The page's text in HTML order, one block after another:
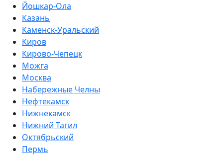
Йошкар-Ола
Казань
Каменск-Уральский
Киров
Кирово-Чепецк
Можга
Москва
Набережные Челны
Нефтекамск
Нижнекамск
Нижний Тагил
Октябрьский
Пермь